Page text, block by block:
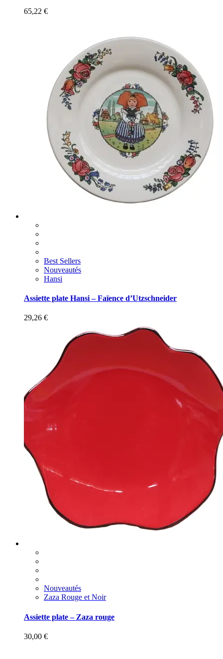
65,22 €
Best Sellers
Nouveautés
Hansi
Assiette plate Hansi – Faïence d’Utzschneider
29,26 €
Nouveautés
Zaza Rouge et Noir
Assiette plate – Zaza rouge
30,00 €